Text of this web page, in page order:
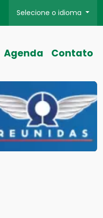
Selecione o idioma
Agenda Contato